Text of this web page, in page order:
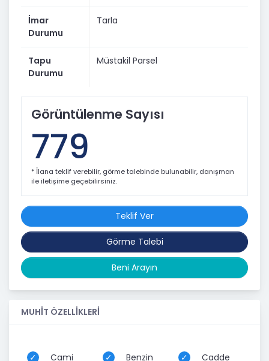
İmar
Durumu
Tarla
Tapu
Durumu
Müstakil Parsel
Görüntülenme Sayısı
779
* İlana teklif verebilir, görme talebinde bulunabilir, danışman
ile iletişime geçebilirsiniz.
Teklif Ver
Görme Talebi
Beni Arayın
MUHİT ÖZELLİKLERİ
Cami
Benzin
Cadde